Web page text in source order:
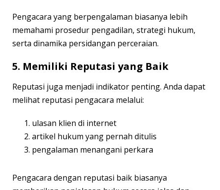
Pengacara yang berpengalaman biasanya lebih
memahami prosedur pengadilan, strategi hukum,
serta dinamika persidangan perceraian.
5. Memiliki Reputasi yang Baik
Reputasi juga menjadi indikator penting. Anda dapat
melihat reputasi pengacara melalui:
ulasan klien di internet
artikel hukum yang pernah ditulis
pengalaman menangani perkara
Pengacara dengan reputasi baik biasanya